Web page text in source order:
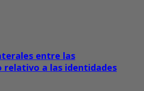
entre las
relativo a las identidades